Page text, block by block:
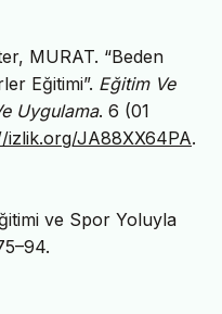
MURAT. “Beden
Eğitimi”. Eğitim Ve
Uygulama. 6 (01
izlik.org/JA88XX64PA.
ve Spor Yoluyla